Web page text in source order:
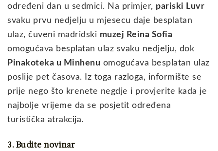
određeni dan u sedmici. Na primjer, pariski Luvr
svaku prvu nedjelju u mjesecu daje besplatan
ulaz, čuveni madridski muzej Reina Sofia
omogućava besplatan ulaz svaku nedjelju, dok
Pinakoteka u Minhenu omogućava besplatan ulaz
poslije pet časova. Iz toga razloga, informište se
prije nego što krenete negdje i provjerite kada je
najbolje vrijeme da se posjetit određena
turistička atrakcija.
3. Budite novinar